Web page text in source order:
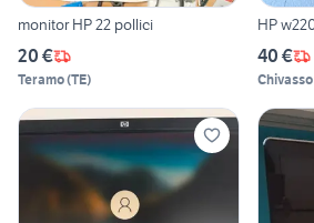
monitor HP 22 pollici
20 €
Teramo(TE)
40 €
Chivasso